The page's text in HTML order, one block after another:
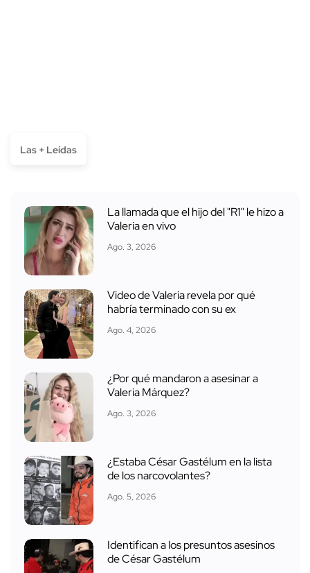
Las + Leídas
La llamada que el hijo del "R1" le hizo a
Valeria en vivo
Ago. 3, 2026
Video de Valeria revela por qué
habría terminado con su ex
Ago. 4, 2026
¿Por qué mandaron a asesinar a
Valeria Márquez?
Ago. 3, 2026
¿Estaba César Gastélum en la lista
de los narcovolantes?
Ago. 5, 2026
Identifican a los presuntos asesinos
de César Gastélum